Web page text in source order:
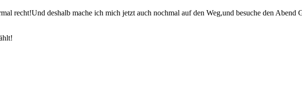
recht!Und deshalb mache ich mich jetzt auch nochmal auf den Weg,und besuche den